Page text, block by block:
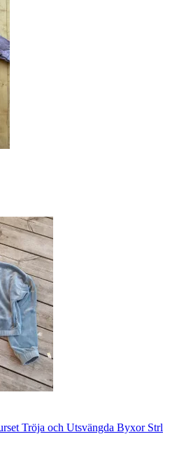
Tröja och Utsvängda Byxor Strl